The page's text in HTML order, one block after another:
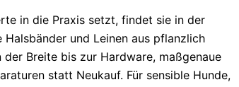
in die Praxis setzt, findet sie in der
und Leinen aus pflanzlich
Breite bis zur Hardware, maßgenaue
statt Neukauf. Für sensible Hunde,